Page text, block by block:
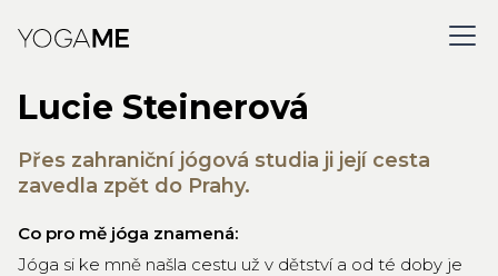
Lucie Steinerová
Přes zahraniční jógová studia ji její cesta
zavedla zpět do Prahy.
Co pro mě jóga znamená:
Jóga si ke mně našla cestu už v dětství a od té doby je